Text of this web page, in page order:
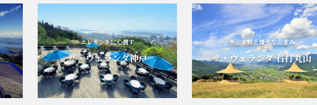
エレガントに心潤す
ザ・ヴェランダ神戸
魚沼平野と雄大な山並み
ザ・ヴェランダ 石打丸山